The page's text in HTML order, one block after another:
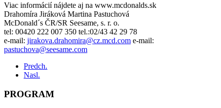
Viac informácií nájdete aj na www.mcdonalds.sk
Drahomíra Jiráková Martina Pastuchová
McDonald´s ČR/SR Seesame, s. r. o.
tel: 00420 222 007 350 tel.:02/43 42 29 78
e-mail: jirakova.drahomira@cz.mcd.com e-mail:
pastuchova@seesame.com
Predch.
Nasl.
PROGRAM